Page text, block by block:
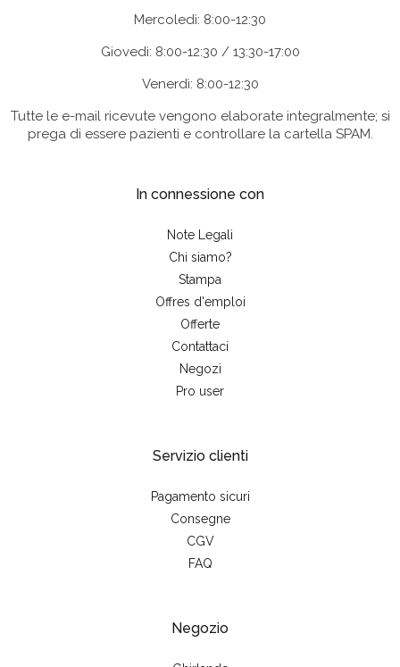
Mercoledì: 8:00-12:30
Giovedì: 8:00-12:30 / 13:30-17:00
Venerdì: 8:00-12:30
Tutte le e-mail ricevute vengono elaborate integralmente; si
prega di essere pazienti e controllare la cartella SPAM.
In connessione con
Note Legali
Chi siamo?
Stampa
Offres d'emploi
Offerte
Contattaci
Negozi
Pro user
Servizio clienti
Pagamento sicuri
Consegne
CGV
FAQ
Negozio